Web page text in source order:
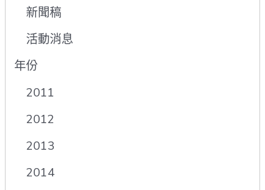
新聞稿
活動消息
年份
2011
2012
2013
2014